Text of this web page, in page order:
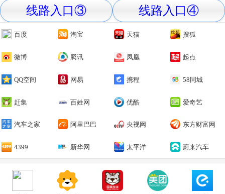
线路入口③
线路入口④
百度 淘宝 天猫 搜狐
微博 腾讯 凤凰 起点
QQ空间 网易 携程 58同城
赶集 百姓网 优酷 爱奇艺
汽车之家 阿里巴巴 央视网 东方财富网
4399 新华网 太平洋 蔚来汽车